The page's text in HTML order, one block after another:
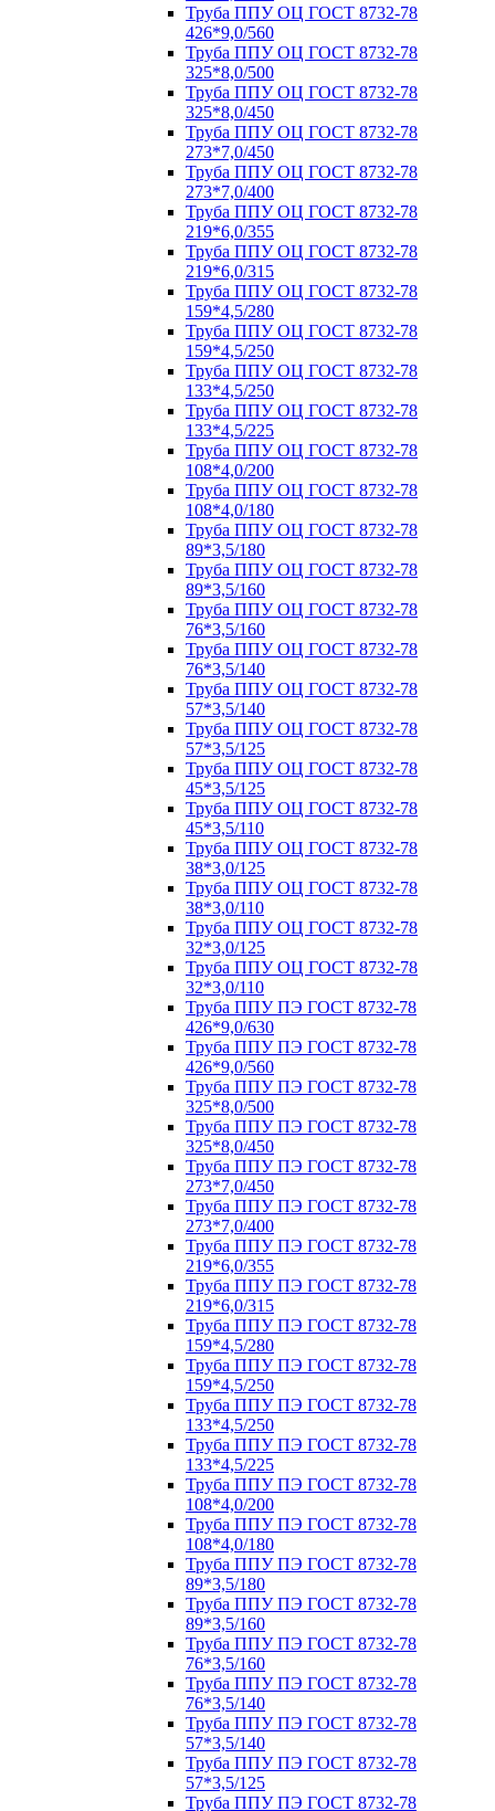
Труба ППУ ОЦ ГОСТ 8732-78
426*9,0/560
Труба ППУ ОЦ ГОСТ 8732-78
325*8,0/500
Труба ППУ ОЦ ГОСТ 8732-78
325*8,0/450
Труба ППУ ОЦ ГОСТ 8732-78
273*7,0/450
Труба ППУ ОЦ ГОСТ 8732-78
273*7,0/400
Труба ППУ ОЦ ГОСТ 8732-78
219*6,0/355
Труба ППУ ОЦ ГОСТ 8732-78
219*6,0/315
Труба ППУ ОЦ ГОСТ 8732-78
159*4,5/280
Труба ППУ ОЦ ГОСТ 8732-78
159*4,5/250
Труба ППУ ОЦ ГОСТ 8732-78
133*4,5/250
Труба ППУ ОЦ ГОСТ 8732-78
133*4,5/225
Труба ППУ ОЦ ГОСТ 8732-78
108*4,0/200
Труба ППУ ОЦ ГОСТ 8732-78
108*4,0/180
Труба ППУ ОЦ ГОСТ 8732-78
89*3,5/180
Труба ППУ ОЦ ГОСТ 8732-78
89*3,5/160
Труба ППУ ОЦ ГОСТ 8732-78
76*3,5/160
Труба ППУ ОЦ ГОСТ 8732-78
76*3,5/140
Труба ППУ ОЦ ГОСТ 8732-78
57*3,5/140
Труба ППУ ОЦ ГОСТ 8732-78
57*3,5/125
Труба ППУ ОЦ ГОСТ 8732-78
45*3,5/125
Труба ППУ ОЦ ГОСТ 8732-78
45*3,5/110
Труба ППУ ОЦ ГОСТ 8732-78
38*3,0/125
Труба ППУ ОЦ ГОСТ 8732-78
38*3,0/110
Труба ППУ ОЦ ГОСТ 8732-78
32*3,0/125
Труба ППУ ОЦ ГОСТ 8732-78
32*3,0/110
Труба ППУ ПЭ ГОСТ 8732-78
426*9,0/630
Труба ППУ ПЭ ГОСТ 8732-78
426*9,0/560
Труба ППУ ПЭ ГОСТ 8732-78
325*8,0/500
Труба ППУ ПЭ ГОСТ 8732-78
325*8,0/450
Труба ППУ ПЭ ГОСТ 8732-78
273*7,0/450
Труба ППУ ПЭ ГОСТ 8732-78
273*7,0/400
Труба ППУ ПЭ ГОСТ 8732-78
219*6,0/355
Труба ППУ ПЭ ГОСТ 8732-78
219*6,0/315
Труба ППУ ПЭ ГОСТ 8732-78
159*4,5/280
Труба ППУ ПЭ ГОСТ 8732-78
159*4,5/250
Труба ППУ ПЭ ГОСТ 8732-78
133*4,5/250
Труба ППУ ПЭ ГОСТ 8732-78
133*4,5/225
Труба ППУ ПЭ ГОСТ 8732-78
108*4,0/200
Труба ППУ ПЭ ГОСТ 8732-78
108*4,0/180
Труба ППУ ПЭ ГОСТ 8732-78
89*3,5/180
Труба ППУ ПЭ ГОСТ 8732-78
89*3,5/160
Труба ППУ ПЭ ГОСТ 8732-78
76*3,5/160
Труба ППУ ПЭ ГОСТ 8732-78
76*3,5/140
Труба ППУ ПЭ ГОСТ 8732-78
57*3,5/140
Труба ППУ ПЭ ГОСТ 8732-78
57*3,5/125
Труба ППУ ПЭ ГОСТ 8732-78